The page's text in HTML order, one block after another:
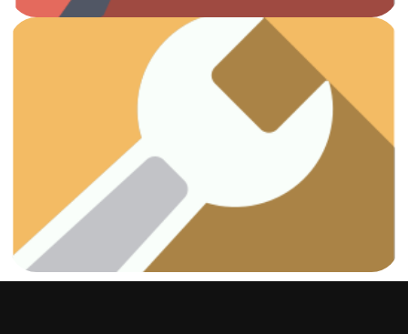
Fontanería
¡Vamos a arreglar esas fugas!
Ver artículos